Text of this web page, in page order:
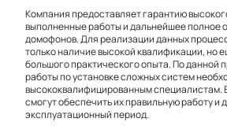
Компания предоставляет гарантию
выполненные работы и дальнейшее полное
домофонов. Для реализации данных
только наличие высокой квалификации, но
большого практического опыта. По данной
работы по установке сложных систем
высококвалифицированным специалистам.
смогут обеспечить их правильную работу и
эксплуатационный период.